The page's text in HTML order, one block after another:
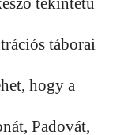
táborai
hogy a
Padovát,